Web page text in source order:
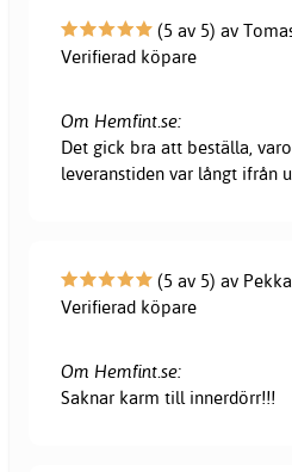
(5 av 5) av
Verifierad köpare
Om Hemfint.se:
Det gick bra att beställa,
leveranstiden var långt ifrån
(5 av 5) av
Verifierad köpare
Om Hemfint.se:
Saknar karm till innerdörr!!!